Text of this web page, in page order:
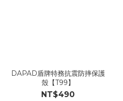
DAPAD盾牌特務抗震防摔保護
殼【T99】
NT$490